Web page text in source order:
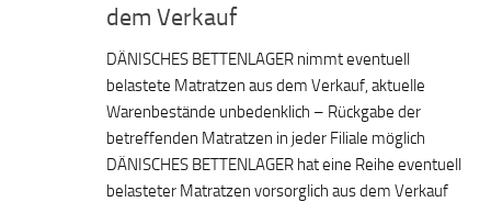
dem Verkauf
DÄNISCHES BETTENLAGER nimmt eventuell
belastete Matratzen aus dem Verkauf, aktuelle
Warenbestände unbedenklich – Rückgabe der
betreffenden Matratzen in jeder Filiale möglich
DÄNISCHES BETTENLAGER hat eine Reihe eventuell
belasteter Matratzen vorsorglich aus dem Verkauf